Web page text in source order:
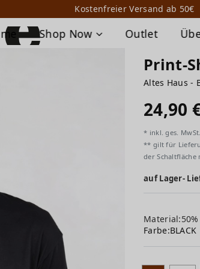
Kostenfreier Versand ab 50€
Shop Now Outlet
Print-
Altes Haus -
24,90
* inkl. ges.
** gilt für
der
auf Lager-
Farbe:BLACK